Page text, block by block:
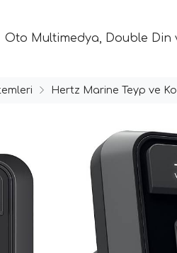
Oto Multimedya, Double Din
Hertz Marine Teyp ve